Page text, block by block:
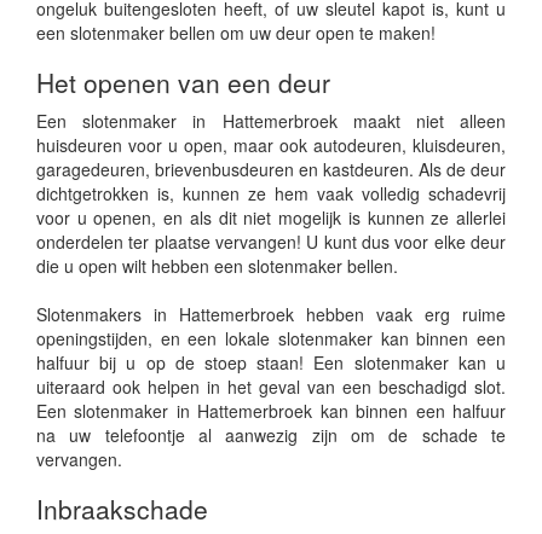
ongeluk buitengesloten heeft, of uw sleutel kapot is, kunt u
een slotenmaker bellen om uw deur open te maken!
Het openen van een deur
Een slotenmaker in Hattemerbroek maakt niet alleen
huisdeuren voor u open, maar ook autodeuren, kluisdeuren,
garagedeuren, brievenbusdeuren en kastdeuren. Als de deur
dichtgetrokken is, kunnen ze hem vaak volledig schadevrij
voor u openen, en als dit niet mogelijk is kunnen ze allerlei
onderdelen ter plaatse vervangen! U kunt dus voor elke deur
die u open wilt hebben een slotenmaker bellen.
Slotenmakers in Hattemerbroek hebben vaak erg ruime
openingstijden, en een lokale slotenmaker kan binnen een
halfuur bij u op de stoep staan! Een slotenmaker kan u
uiteraard ook helpen in het geval van een beschadigd slot.
Een slotenmaker in Hattemerbroek kan binnen een halfuur
na uw telefoontje al aanwezig zijn om de schade te
vervangen.
Inbraakschade